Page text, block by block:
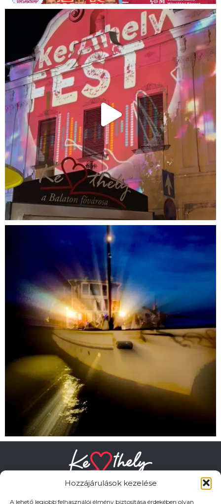
Hozzájárulások kezelése
A lehető legjobb felhasználói élmény biztosítása érdekében olyan